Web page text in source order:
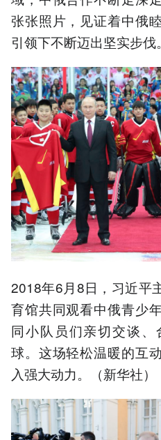
张张照片，见证着中俄
引领下不断迈出坚实步伐。
2018年6月8日，习近平
育馆共同观看中俄青少
同小队员们亲切交谈
球。这场轻松温暖的互
入强大动力。（新华社）